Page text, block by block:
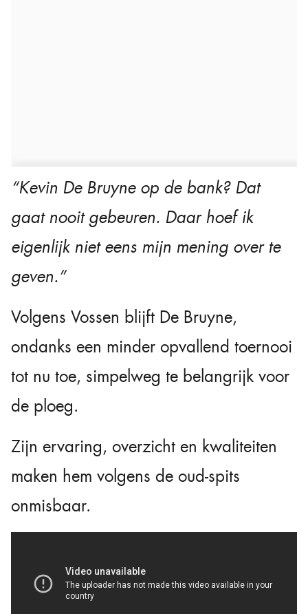
“Kevin De Bruyne op de bank? Dat
gaat nooit gebeuren. Daar hoef ik
eigenlijk niet eens mijn mening over te
geven.”
Volgens Vossen blijft De Bruyne,
ondanks een minder opvallend toernooi
tot nu toe, simpelweg te belangrijk voor
de ploeg.
Zijn ervaring, overzicht en kwaliteiten
maken hem volgens de oud-spits
onmisbaar.